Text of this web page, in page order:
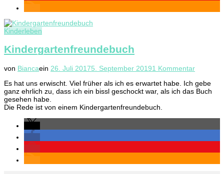
Kinderleben
Kindergartenfreundebuch
von Biancaein 26. Juli 20175. September 20191 Kommentarzu
Es hat uns erwischt. Viel früher als ich es erwartet habe. Ich gebe
ganz ehrlich zu, dass ich ein bissl geschockt war, als ich das Buch
gesehen habe.
Die Rede ist von einem Kindergartenfreundebuch.